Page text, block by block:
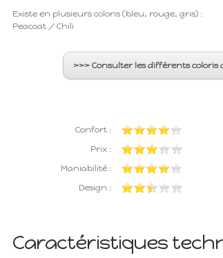
Existe en plusieurs coloris (bleu, rouge, gris) :
Peacoat / Chili
>>> Consulter les différents coloris
Confort :
Prix :
Maniabilité :
Design :
Caractéristiques